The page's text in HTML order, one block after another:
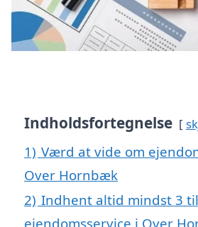
Indholdsfortegnelse
1) Værd at vide om
Over Hornbæk
2) Indhent altid mindst 3
ejendomsservice i Over